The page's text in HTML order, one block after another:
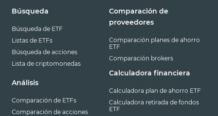
Búsqueda
Búsqueda de ETF
Listas de ETFs
Búsqueda de acciones
Lista de criptomonedas
Análisis
Comparación de ETFs
Comparación de acciones
Comparación de
proveedores
Comparación planes de ahorro
ETF
Comparación brokers
Calculadora financiera
Calculadora plan de ahorro ETF
Calculadora retirada de fondos
ETF